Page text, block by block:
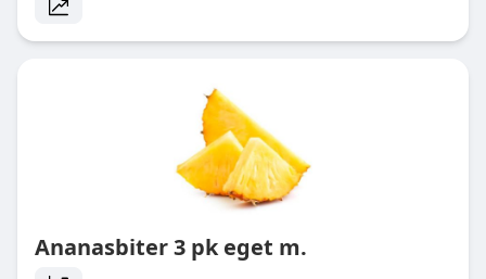
Ananasbiter 3 pk eget m.